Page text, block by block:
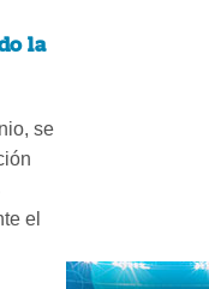
la
se
el